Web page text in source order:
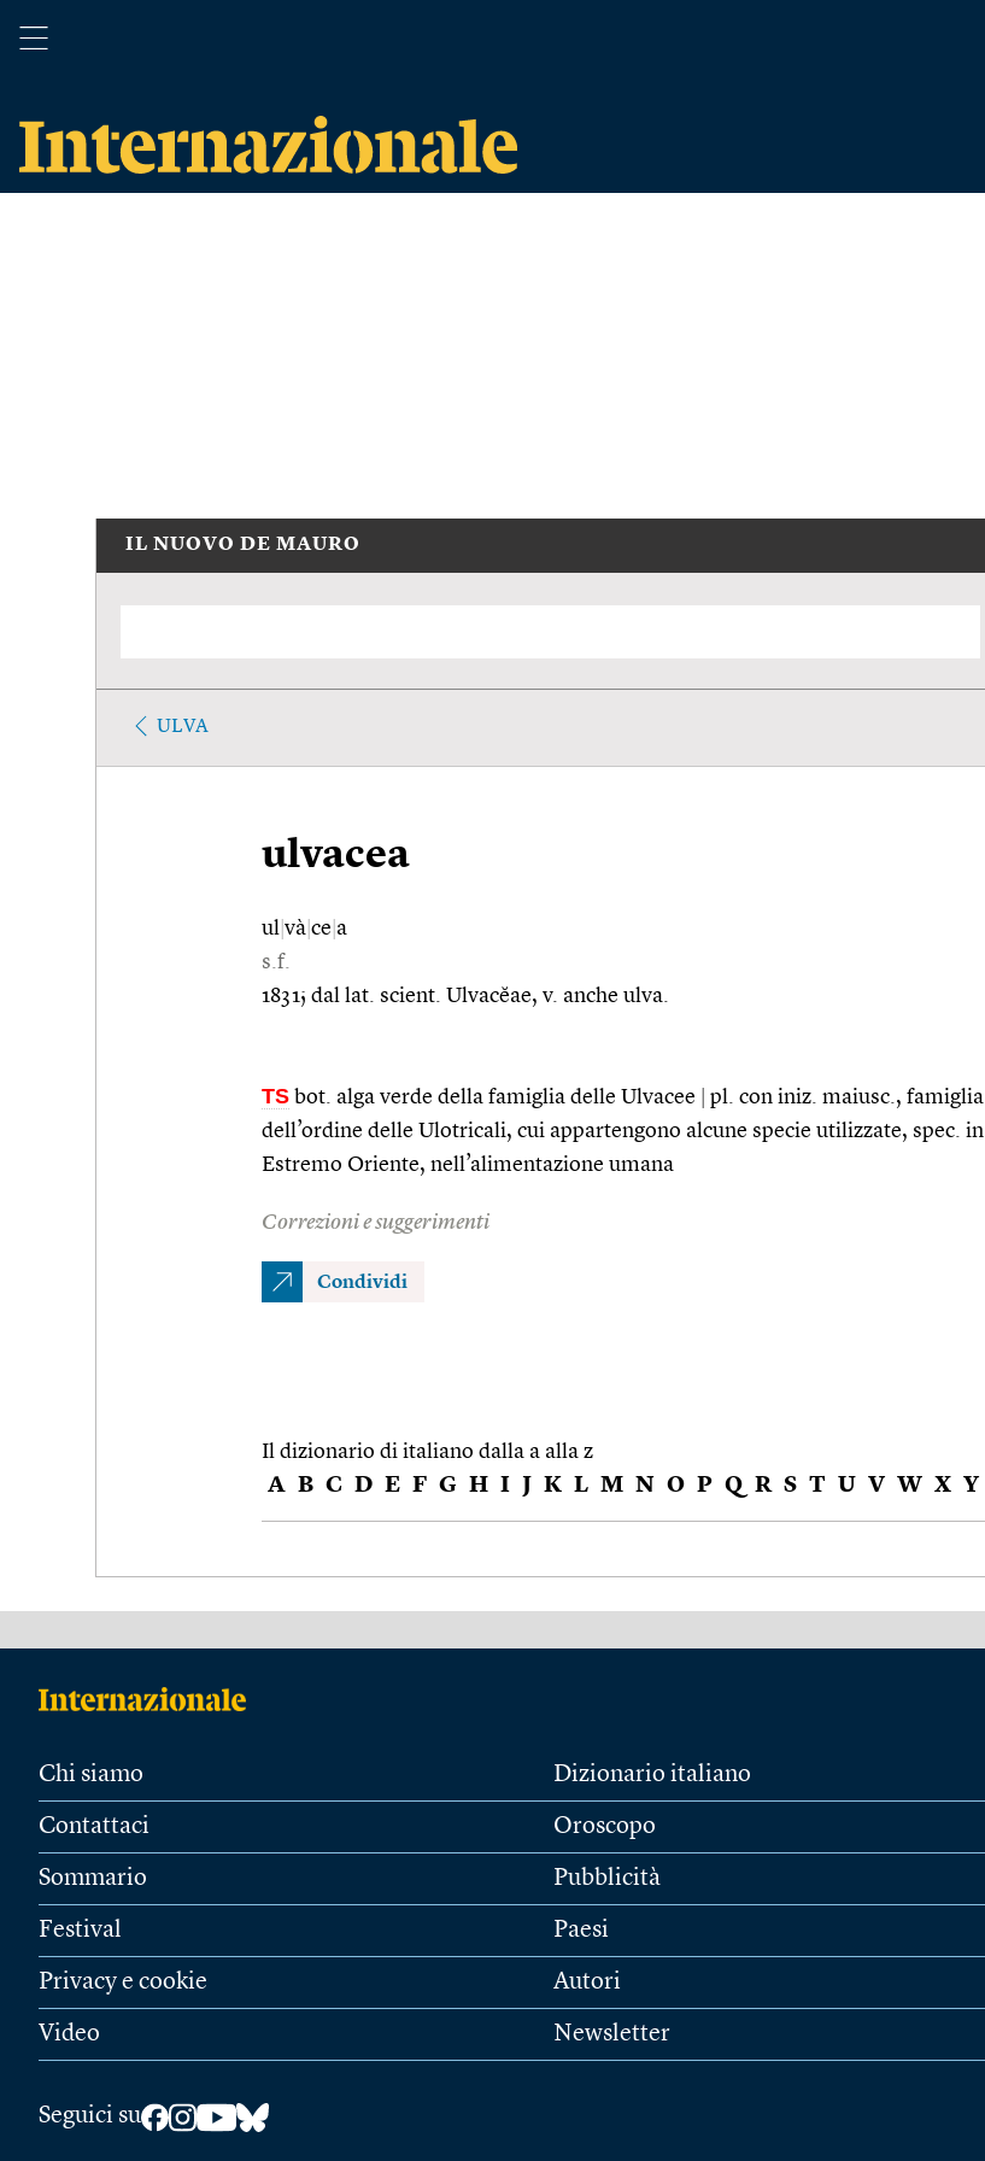
IL NUOVO DE MAURO
ULVA
ulvacea
ul và ce a
s.f.
1831; dal lat. scient. Ulvacĕae, v. anche ulva.
TS bot. alga verde della famiglia delle Ulvacee
pl. con iniz. maiusc., famiglia
dell’ordine delle Ulotricali, cui appartengono alcune specie utilizzate, spec. in
Estremo Oriente, nell’alimentazione umana
Correzioni e suggerimenti
Condividi
Il dizionario di italiano dalla a alla z
A B C D E F G H I J K L M N O P Q R S T U V W X Y
Chi siamo
Contattaci
Sommario
Festival
Privacy e cookie
Video
Dizionario italiano
Oroscopo
Pubblicità
Paesi
Autori
Newsletter
Seguici su